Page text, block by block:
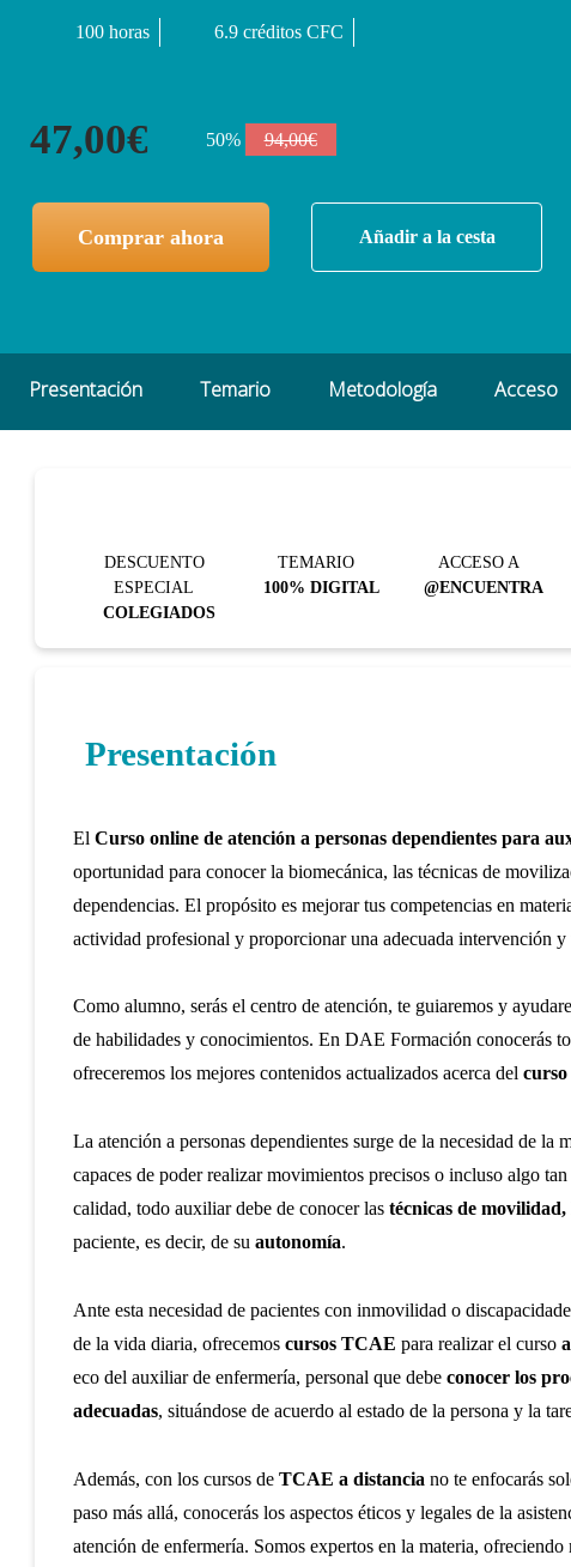
100 horas 6.9 créditos CFC
47,00€ 50% 94,00€
Comprar ahora Añadir a la cesta
Presentación Temario Metodología Acceso
DESCUENTO
ESPECIAL
COLEGIADOS
TEMARIO
100% DIGITAL
ACCESO A
@ENCUENTRA
Presentación
El Curso online de atención a personas dependientes para
oportunidad para conocer la biomecánica, las técnicas de
dependencias. El propósito es mejorar tus competencias en
actividad profesional y proporcionar una adecuada intervención y
Como alumno, serás el centro de atención, te guiaremos y
de habilidades y conocimientos. En DAE Formación conocerás
ofreceremos los mejores contenidos actualizados acerca del
La atención a personas dependientes surge de la necesidad de
capaces de poder realizar movimientos precisos o incluso algo
calidad, todo auxiliar debe de conocer las técnicas de movilidad,
paciente, es decir, de su autonomía.
Ante esta necesidad de pacientes con inmovilidad o
de la vida diaria, ofrecemoscursos TCAE para realizar el curso
eco del auxiliar de enfermería, personal que debe conocer los
adecuadas, situándose de acuerdo al estado de la persona y la
Además, con los cursos de TCAE a distancia no te enfocarás
paso más allá, conocerás los aspectos éticos y legales de la
atención de enfermería. Somos expertos en la materia,